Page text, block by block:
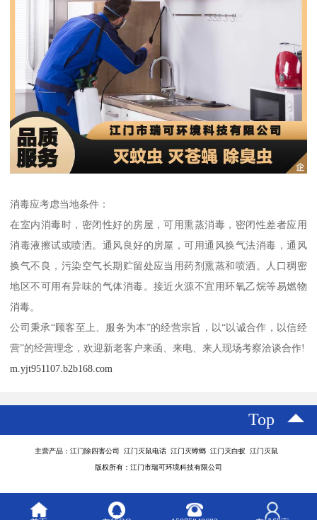
消毒应考虑当地条件：
在室内消毒时，密闭性好的房屋，可用熏蒸消毒，密闭性差者应用
消毒液擦试或喷洒。通风良好的房屋，可用通风换气法消毒，通风
换气不良，污染空气长期贮留处应当用药剂熏蒸和喷洒。人口稠密
地区不可用有异味的气体消毒。接近火源不宜用环氧乙烷等易燃物
消毒。
公司秉承“顾客至上、服务为本”的经营宗旨，以“以诚合作，以信经
营”的经营理念，欢迎新老客户来函、来电、来人现场考察洽谈合作!
m.yjt951107.b2b168.com
Top
主营产品：江门除四害公司 江门灭鼠电话 江门灭蟑螂 江门灭白蚁 江门灭鼠
版权所有：江门市瑞可环境科技有限公司